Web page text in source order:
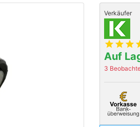
Verkäufer
star star star
Auf
3